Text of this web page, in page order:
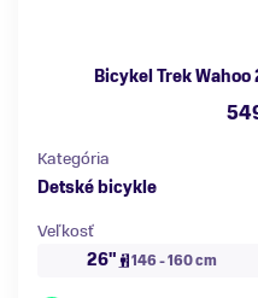
Bicykel Trek
Kategória
Detské bicykle
Veľkosť
26"
146 - 160 cm